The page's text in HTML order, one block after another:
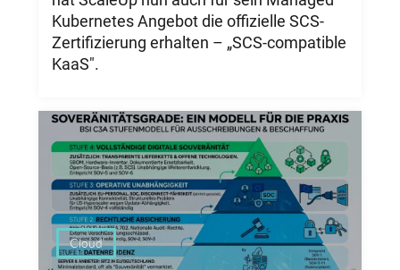
Kubernetes Angebot die offizielle SCS-
Zertifizierung erhalten – „SCS-compatible
KaaS".
Cloud